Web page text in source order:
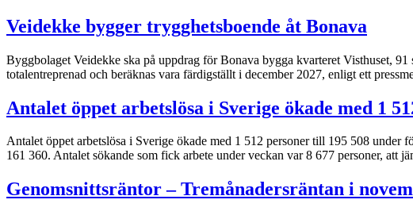
Veidekke bygger trygghetsboende åt Bonava
Byggbolaget Veidekke ska på uppdrag för Bonava bygga kvarteret Visthuset,
totalentreprenad och beräknas vara färdigställt i december 2027, enligt ett
Antalet öppet arbetslösa i Sverige ökade med 1
Antalet öppet arbetslösa i Sverige ökade med 1 512 personer till 195 508
161 360. Antalet sökande som fick arbete under veckan var 8 677 personer,
Genomsnittsräntor – Tremånadersräntan i